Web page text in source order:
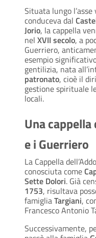
Situata lungo
conduceva dal
Jorio, la cappella
nel XVII secolo, a
Guerriero,
esempio
gentilizia, nata
patronato, cioè il
gestione spirituale
locali.
Una
e i Guerriero
La Cappella
conosciuta come
Sette Dolori. Già
1753, risultava
famigliaTargiani,
Francesco Antonio
Successivamente,